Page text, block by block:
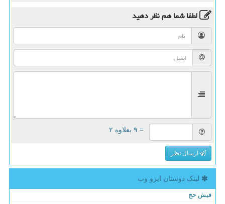
لطفا شما همنظر دهید
= ۹ بعلاوه ۲
ارسال نظر
لینک دوستان ایزو وب
فیش حج